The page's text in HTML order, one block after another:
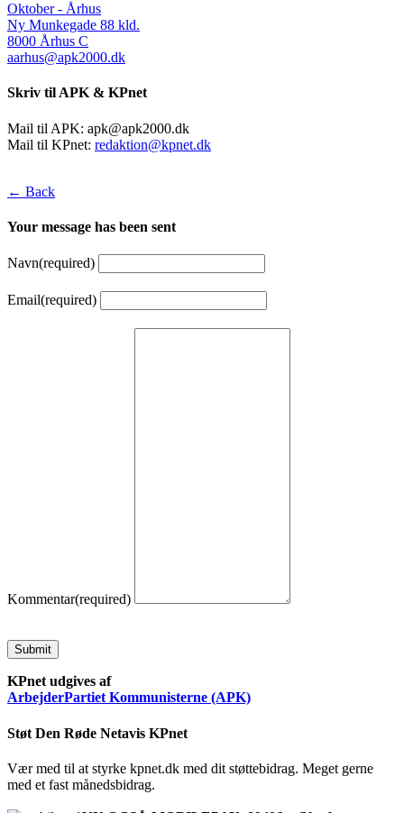
Oktober - Århus
Ny Munkegade 88 kld.
8000 Århus C
aarhus@apk2000.dk
Skriv til APK & KPnet
Mail til APK: apk@apk2000.dk
Mail til KPnet: redaktion@kpnet.dk
← Back
Your message has been sent
Navn(required)
Email(required)
Kommentar(required)
Submit
KPnet udgives af
ArbejderPartiet Kommunisterne (APK)
Støt Den Røde Netavis KPnet
Vær med til at styrke kpnet.dk med dit støttebidrag. Meget gerne
med et fast månedsbidrag.